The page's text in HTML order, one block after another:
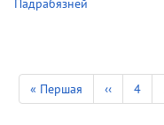
Падрабязней
Pagination
First
page
« Першая
Previous
page
‹‹ 4